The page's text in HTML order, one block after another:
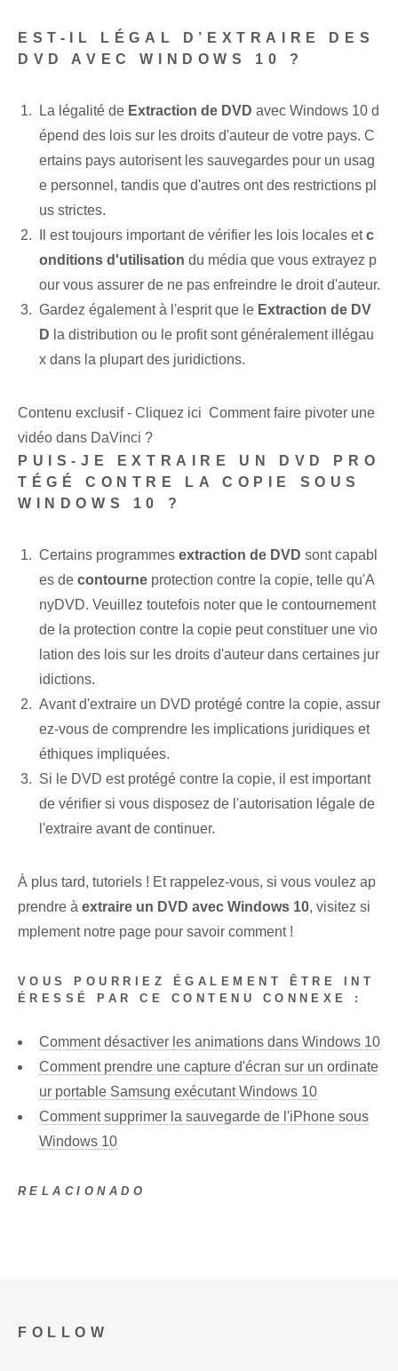
EST-IL LÉGAL D’EXTRAIRE DES
DVD AVEC WINDOWS 10 ?
La légalité de Extraction de DVD avec Windows 10 d
épend des lois sur les droits d'auteur de votre pays. C
ertains pays autorisent les sauvegardes pour un usag
e personnel, tandis que d'autres ont des restrictions pl
us strictes.
Il est toujours important de vérifier les lois locales etc
onditions d'utilisation du média que vous extrayez p
our vous assurer de ne pas enfreindre le droit d'auteur.
Gardez également à l'esprit que le Extraction de DV
D la distribution ou le profit sont généralement illégau
x dans la plupart des juridictions.
Contenu exclusif - Cliquez ici Comment faire pivoter une
vidéo dans DaVinci ?
PUIS-JE EXTRAIRE UN DVD PRO
TÉGÉ CONTRE LA COPIE SOUS
WINDOWS 10 ?
Certains programmes extraction de DVD sont capabl
es de contourne protection contre la copie, telle qu'A
nyDVD. Veuillez toutefois noter que le contournement
de la protection contre la copie peut constituer une vio
lation des lois sur les droits d'auteur dans certaines jur
idictions.
Avant d'extraire un DVD protégé contre la copie, assur
ez-vous de comprendre les implications juridiques et
éthiques impliquées.
Si le DVD est protégé contre la copie, il est important
de vérifier si vous disposez de l'autorisation légale de
l'extraire avant de continuer.
À plus tard, tutoriels ! Et rappelez-vous, si vous voulez ap
prendre à extraire un DVD avec Windows 10, visitez si
mplement notre page pour savoir comment !
VOUS POURRIEZ ÉGALEMENT ÊTRE INT
ÉRESSÉ PAR CE CONTENU CONNEXE :
Comment désactiver les animations dans Windows 10
Comment prendre une capture d'écran sur un ordinate
ur portable Samsung exécutant Windows 10
Comment supprimer la sauvegarde de l'iPhone sous
Windows 10
RELACIONADO
FOLLOW